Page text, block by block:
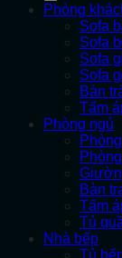
Phòng
Sofa
Sofa
Sofa
Sofa
Bàn
Tấm
Phòng ngủ
Bàn
Tấm
Tủ
Nhà bếp
Tủ